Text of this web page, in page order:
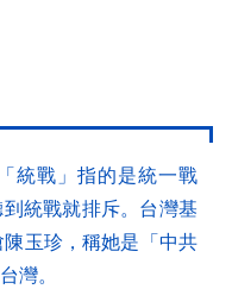
統戰」指的是統一戰
統戰就排斥。台灣基
玉珍，稱她是「中共
灣。